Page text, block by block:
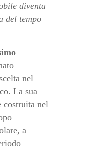
diventa
del tempo
nel
La sua
costruita nel
a